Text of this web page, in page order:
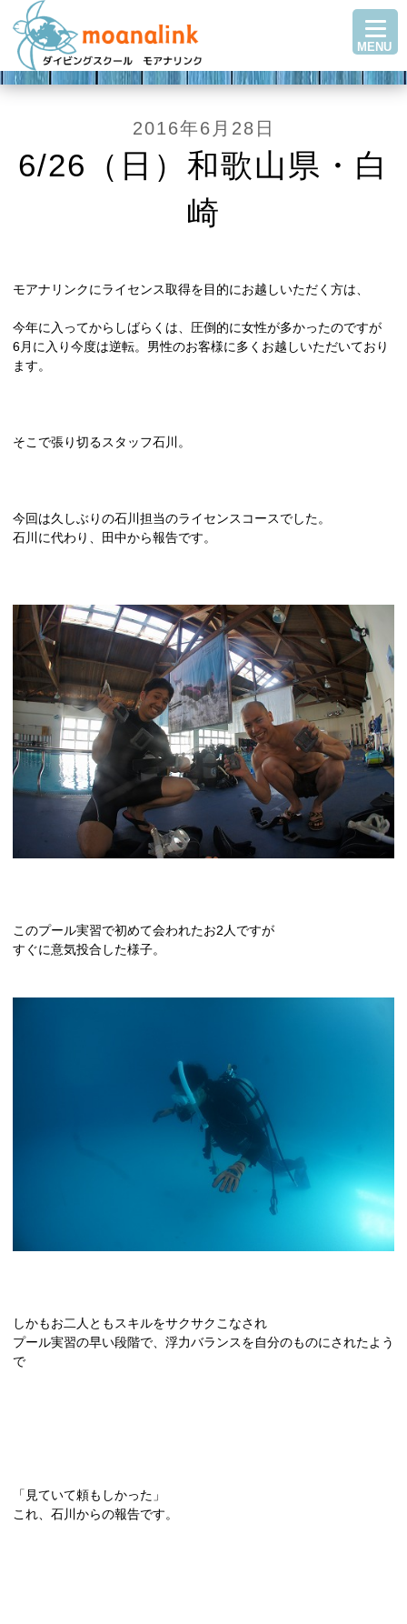
TOP
ステップアップ
ショップ紹介
ツアースケジュール
ダイビングブログ
Q＆A・お客様の声
お問い合わせ
MENU
2016年6月28日
6/26（日）和歌山県・白
崎
モアナリンクにライセンス取得を目的にお越しいただく方は、
今年に入ってからしばらくは、圧倒的に女性が多かったのですが
6月に入り今度は逆転。男性のお客様に多くお越しいただいており
ます。
そこで張り切るスタッフ石川。
今回は久しぶりの石川担当のライセンスコースでした。
石川に代わり、田中から報告です。
このプール実習で初めて会われたお2人ですが
すぐに意気投合した様子。
しかもお二人ともスキルをサクサクこなされ
プール実習の早い段階で、浮力バランスを自分のものにされたよう
で
「見ていて頼もしかった」
これ、石川からの報告です。